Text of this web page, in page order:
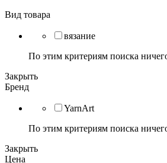
Вид товара
вязание
По этим критериям поиска
Закрыть
Бренд
YarnArt
По этим критериям поиска
Закрыть
Цена